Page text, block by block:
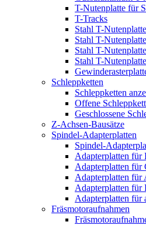
T-Nutenplatte für
T-Tracks
Stahl T-
Stahl T-
Stahl T-
Stahl T-
Schleppketten
Schleppketten
Offene
Geschlossene
Z-Achsen-Bausätze
Spindel-Adapterplatten
Spindel-
Adapterplatten für
Adapterplatten für
Adapterplatten für
Adapterplatten für
Adapterplatten für
Fräsmotoraufnahmen